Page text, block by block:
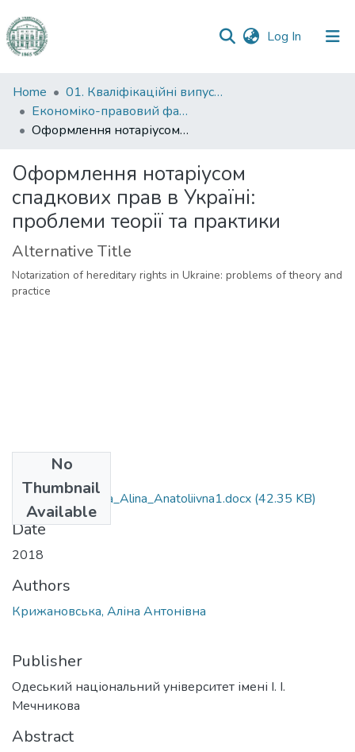
Log In (current)
Communities
&
Collections
Statistics
Home
01. Кваліфікаційні випускні роботи здобувачів вищої освіти
Економіко-правовий факультет
Оформлення нотаріусом спадкових прав в Україні: проблеми теорії та практики
Оформлення нотаріусом
спадкових прав в Україні:
проблеми теорії та практики
Alternative Title
Notarization of hereditary rights in Ukraine: problems of theory and
practice
No
Thumbnail
Available
081_Krizhanovska_Alina_Anatoliivna1.docx (42.35 KB)
Date
2018
Authors
Крижановська, Аліна Антонівна
Publisher
Одеський національний університет імені І. І.
Мечникова
Abstract